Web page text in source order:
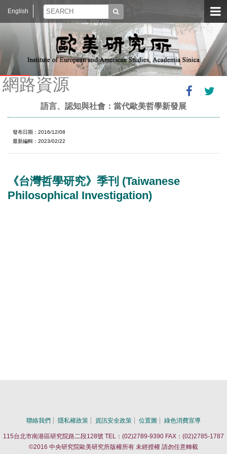
English
網路資源
語言、認知與社會：當代歐美哲學新發展
發布日期：2016/12/08
最新編輯：2023/02/22
《台灣哲學研究》季刊 (Taiwanese
Philosophical Investigation)
聯絡我們 隱私權政策 資訊安全政策 位置圖 綠色消費宣導
115台北市南港區研究院路二段128號 TEL：(02)2789-9390 FAX：(02)2785-1787
©2016 中央研究院歐美研究所版權所有 未經授權 請勿任意轉載